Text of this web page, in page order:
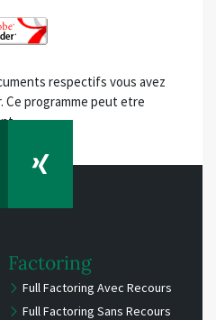
respectifs vous avez
Ce programme peut etre
Factoring
Full Factoring Avec Recours
Full Factoring Sans Recours